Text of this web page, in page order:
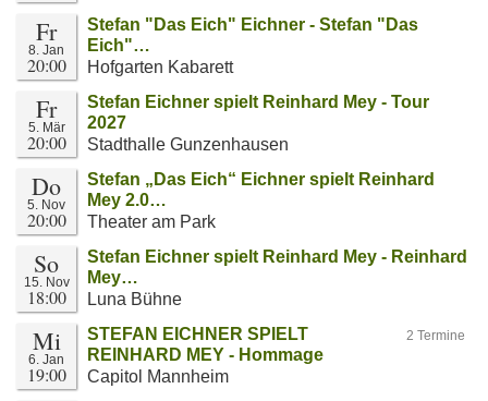
Fr
8. Jan
20:00
Stefan "Das Eich" Eichner - Stefan "Das
Eich"…
Hofgarten Kabarett
Fr
5. Mär
20:00
Stefan Eichner spielt Reinhard Mey - Tour
2027
Stadthalle Gunzenhausen
Do
5. Nov
20:00
Stefan „Das Eich“ Eichner spielt Reinhard
Mey 2.0…
Theater am Park
So
15. Nov
18:00
Stefan Eichner spielt Reinhard Mey - Reinhard
Mey…
Luna Bühne
Mi
6. Jan
19:00
2 Termine
STEFAN EICHNER SPIELT
REINHARD MEY - Hommage
Capitol Mannheim